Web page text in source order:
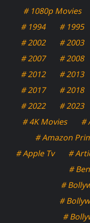
# 1080p Movies
# 1994
# 1995
# 2002
# 2003
# 2007
# 2008
# 2012
# 2013
# 2017
# 2018
# 2022
# 2023
# 4K Movies
#
# Amazon
# Apple Tv
#
#
#
#
#